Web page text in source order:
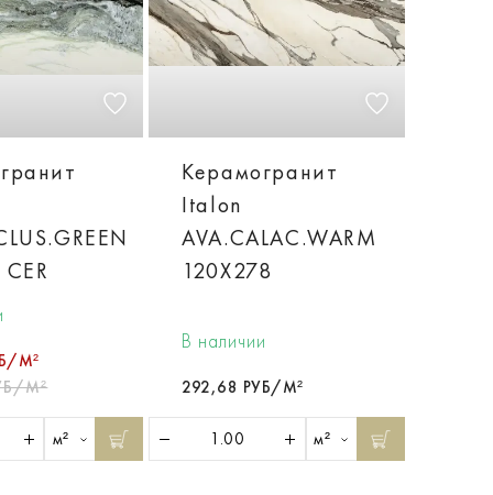
М²
М²
м²
Керамогранит
Italon
AVA.CALAC.WARM
120X278
В наличии
292,68 РУБ/М²
м²